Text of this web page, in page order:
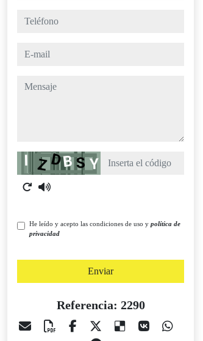
teléfono
e-mail
mensaje
Captcha
He leído y acepto las condiciones de uso y política de
privacidad
Enviar
Referencia: 2290